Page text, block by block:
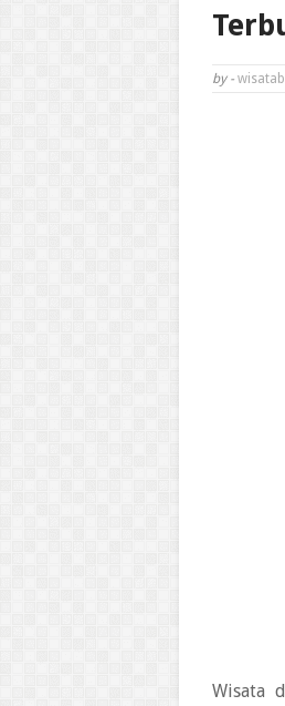
by -
Wisata